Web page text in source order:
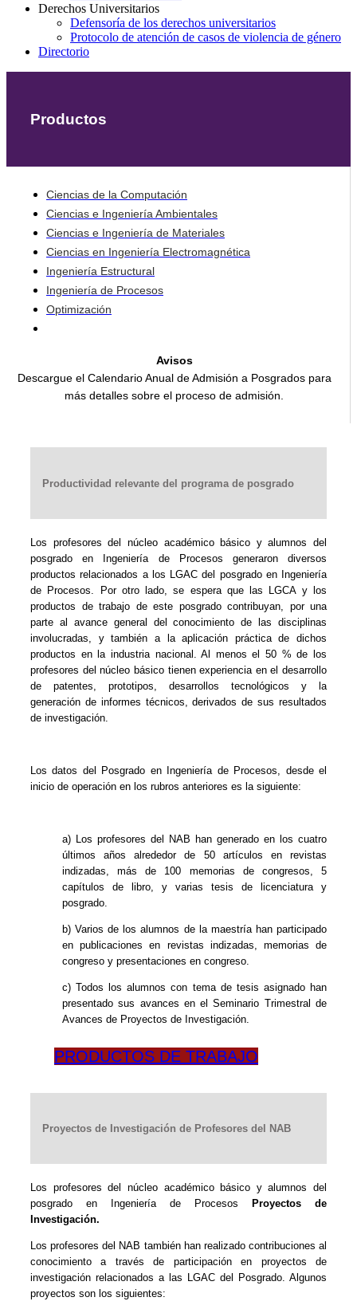
Derechos Universitarios
Defensoría de los derechos universitarios
Protocolo de atención de casos de violencia de género
Directorio
Productos
Ciencias de la Computación
Ciencias e Ingeniería Ambientales
Ciencias e Ingeniería de Materiales
Ciencias en Ingeniería Electromagnética
Ingeniería Estructural
Ingeniería de Procesos
Optimización
Avisos
Descargue el Calendario Anual de Admisión a Posgrados para
más detalles sobre el proceso de admisión.
Productividad relevante del programa de posgrado
Los profesores del núcleo académico básico y alumnos del
posgrado en Ingeniería de Procesos generaron diversos
productos relacionados a los LGAC del posgrado en Ingeniería
de Procesos. Por otro lado, se espera que las LGCA y los
productos de trabajo de este posgrado contribuyan, por una
parte al avance general del conocimiento de las disciplinas
involucradas, y también a la aplicación práctica de dichos
productos en la industria nacional. Al menos el 50 % de los
profesores del núcleo básico tienen experiencia en el desarrollo
de patentes, prototipos, desarrollos tecnológicos y la
generación de informes técnicos, derivados de sus resultados
de investigación.
Los datos del Posgrado en Ingeniería de Procesos, desde el
inicio de operación en los rubros anteriores es la siguiente:
a) Los profesores del NAB han generado en los cuatro
últimos años alrededor de 50 artículos en revistas
indizadas, más de 100 memorias de congresos, 5
capítulos de libro, y varias tesis de licenciatura y
posgrado.
b) Varios de los alumnos de la maestría han participado
en publicaciones en revistas indizadas, memorias de
congreso y presentaciones en congreso.
c) Todos los alumnos con tema de tesis asignado han
presentado sus avances en el Seminario Trimestral de
Avances de Proyectos de Investigación.
PRODUCTOS DE TRABAJO
Proyectos de Investigación de Profesores del NAB
Los profesores del núcleo académico básico y alumnos del
posgrado en Ingeniería de Procesos
Proyectos de
Investigación.
Los profesores del NAB también han realizado contribuciones al
conocimiento a través de participación en proyectos de
investigación relacionados a las LGAC del Posgrado. Algunos
proyectos son los siguientes: